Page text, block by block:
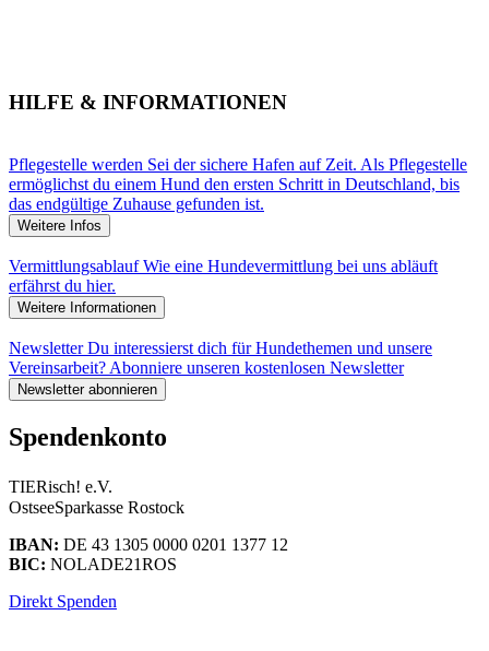
HILFE & INFORMATIONEN
Pflegestelle werden Sei der sichere Hafen auf Zeit. Als Pflegestelle
ermöglichst du einem Hund den ersten Schritt in Deutschland, bis
das endgültige Zuhause gefunden ist.
Weitere Infos
Vermittlungsablauf Wie eine Hundevermittlung bei uns abläuft
erfährst du hier.
Weitere Informationen
Newsletter Du interessierst dich für Hundethemen und unsere
Vereinsarbeit? Abonniere unseren kostenlosen Newsletter
Newsletter abonnieren
Spendenkonto
TIERisch! e.V.
OstseeSparkasse Rostock
IBAN: DE 43 1305 0000 0201 1377 12
BIC: NOLADE21ROS
Direkt Spenden